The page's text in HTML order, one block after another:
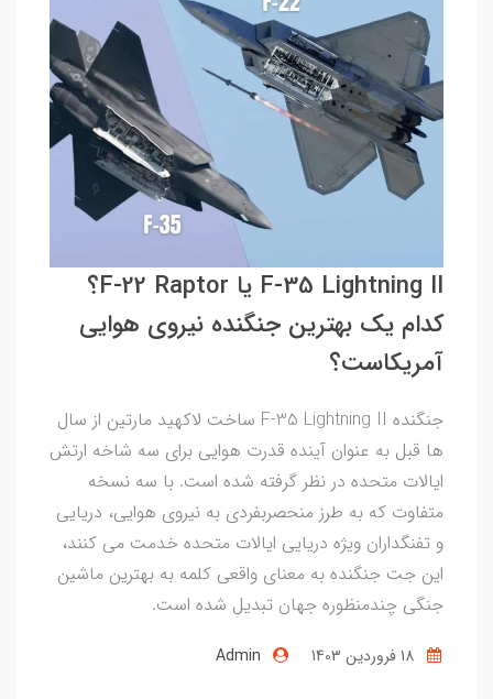
F-35 Lightning II یا F-22 Raptor؟
کدام یک بهترین جنگنده نیروی هوایی
آمریکاست؟
جنگنده F-35 Lightning II ساخت لاکهید مارتین از سال
ها قبل به عنوان آینده قدرت هوایی برای سه شاخه ارتش
ایالات متحده در نظر گرفته شده است. با سه نسخه
متفاوت که به طرز منحصربفردی به نیروی هوایی، دریایی
و تفنگداران ویژه دریایی ایالات متحده خدمت می کنند،
این جت جنگنده به معنای واقعی کلمه به بهترین ماشین
جنگی چندمنظوره جهان تبدیل شده است.
Admin